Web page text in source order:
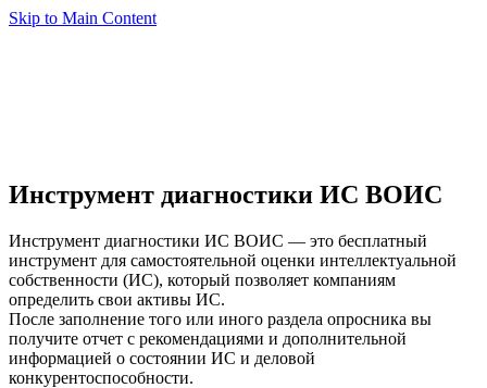
Skip to Main Content
Инструмент диагностики ИС ВОИС
Инструмент диагностики ИС ВОИС — это бесплатный
инструмент для самостоятельной оценки интеллектуальной
собственности (ИС), который позволяет компаниям
определить свои активы ИС.
После заполнение того или иного раздела опросника вы
получите отчет с рекомендациями и дополнительной
информацией о состоянии ИС и деловой
конкурентоспособности.